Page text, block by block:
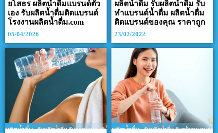
ยโสธร ผลิตน้ำดื่มแบรนด์ตัว
เอง รับผลิตน้ำดื่มติดแบรนด์
โรงงานผลิตน้ำดื่ม.com
05/04/2026
ผลิตน้ำดื่ม รับผลิตน้ำดื่ม รับ
ทำแบรนด์น้ำดื่ม ผลิตน้ำดื่ม
ติดแบรนด์ของคุณ ราคาถูก
23/02/2022